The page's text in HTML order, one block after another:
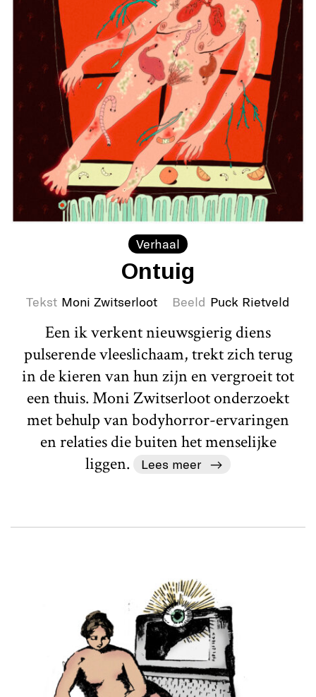
Verhaal
Ontuig
Tekst Moni Zwitserloot Beeld Puck Rietveld
Een ik verkent nieuwsgierig diens
pulserende vleeslichaam, trekt zich terug
in de kieren van hun zijn en vergroeit tot
een thuis. Moni Zwitserloot onderzoekt
met behulp van bodyhorror-ervaringen
en relaties die buiten het menselijke
liggen.
Lees meer